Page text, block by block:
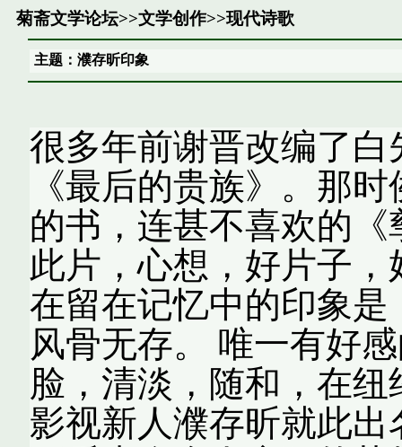
菊斋文学论坛>>文学创作>>现代诗歌
主题：濮存昕印象
很多年前谢晋改编了
《最后的贵族》。那
的书，连甚不喜欢的
此片，心想，好片子
在留在记忆中的印象
风骨无存。 唯一有好
脸，清淡，随和，在
影视新人濮存昕就此